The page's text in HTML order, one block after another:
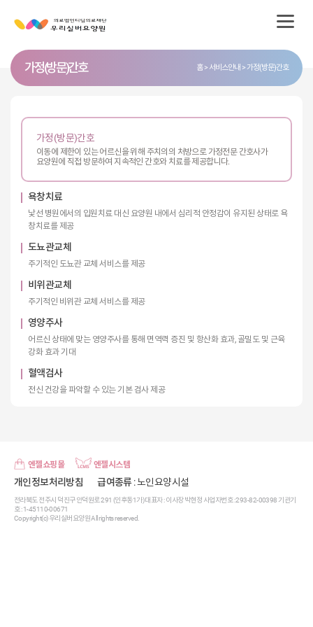
가정(방문)간호 홈 서비스안내 가정(방문)간호
가정(방문)간호
이동에 제한이 있는 어르신을 위해 주치의의 처방으로 가정전문 간호사가
요양원에 직접 방문하여 지속적인 간호와 치료를 제공합니다.
욕창치료
낯선 병원에서의 입원치료 대신 요양원 내에서 심리적 안정감이 유지된 상태로 욕
창치료를 제공
도뇨관교체
주기적인 도뇨관 교체 서비스를 제공
비위관교체
주기적인 비위관 교체 서비스를 제공
영양주사
어르신 상태에 맞는 영양주사를 통해 면역력 증진 및 항산화 효과, 골밀도 및 근육
강화 효과 기대
혈액검사
전신 건강을 파악할 수 있는 기본 검사 제공
엔젤쇼핑몰 엔젤시스템
개인정보처리방침 급여종류: 노인요양시설
전라북도 전주시 덕진구 안덕원로 291 (인후동1가) 대표자 : 이사장 박현정 사업자번호 : 293-82-00398 기관기
호 : 1-45110-00671
Copyright(c) 우리실버요양원 All rights reserved.